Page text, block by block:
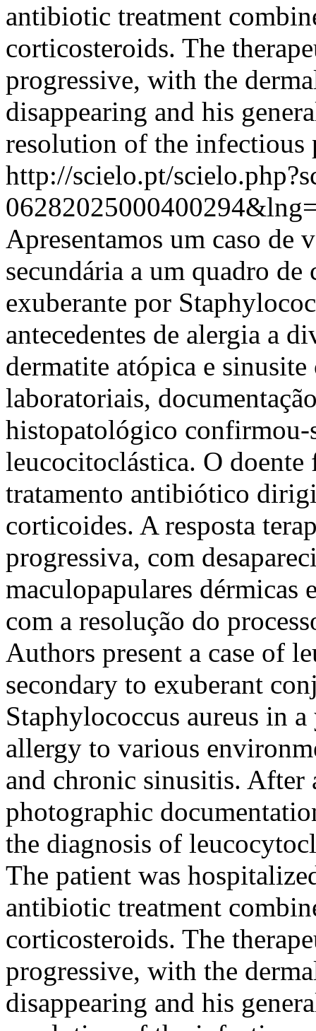
antibiotic treatment
corticosteroids. The
progressive, with the
disappearing and his
resolution of the infectious
http://scielo.pt/
Apresentamos um caso de
secundária a um quadro
exuberante por
antecedentes de alergia a
dermatite atópica e sinusite
laboratoriais,
histopatológico confirmou-
leucocitoclástica. O
tratamento antibiótico
corticoides. A resposta
progressiva, com
maculopapulares dérmicas
com a resolução do
Authors present a case of
secondary to exuberant
Staphylococcus aureus in
allergy to various
and chronic sinusitis. After
photographic
the diagnosis of
The patient was
antibiotic treatment
corticosteroids. The
progressive, with the
disappearing and his